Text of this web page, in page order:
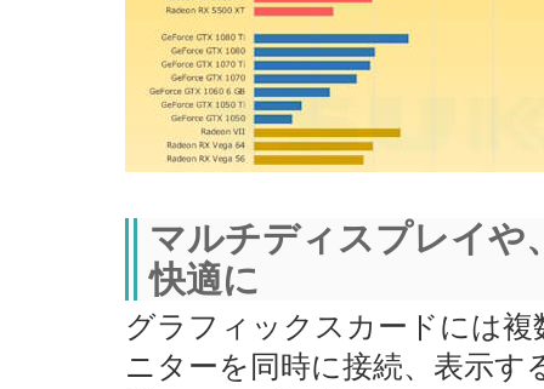
マルチディスプレイや
快適に
グラフィックスカードには
ニターを同時に接続、表示